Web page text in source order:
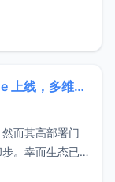
，不仅速度
告别 OpenClaw 选择困难：ClawPulse 上线，多维度对比开源 AI 智能体
而其高部署门
。幸而生态已